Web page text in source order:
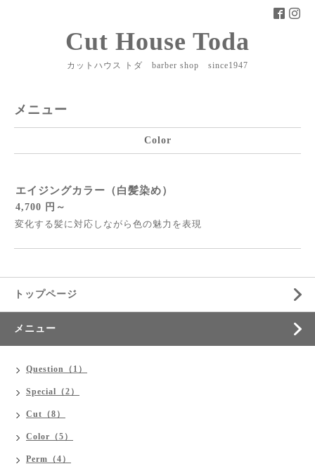
Cut House Toda
カットハウス トダ barber shop since1947
メニュー
Color
エイジングカラー（白髪染め）
4,700 円～
変化する髪に対応しながら色の魅力を表現
トップページ
メニュー
Question（1）
Special（2）
Cut（8）
Color（5）
Perm（4）